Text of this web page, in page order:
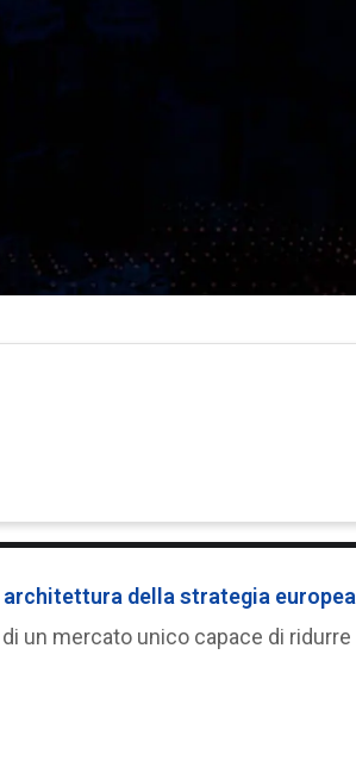
della strategia europea
un mercato unico capace di ridurre